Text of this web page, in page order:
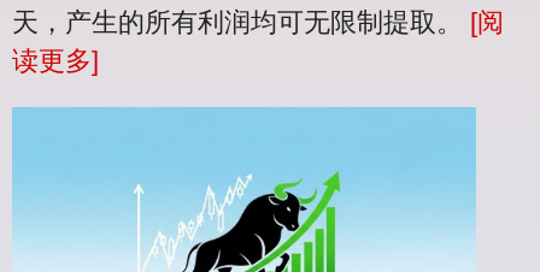
天，产生的所有利润均可无限制提取。 [阅
读更多]